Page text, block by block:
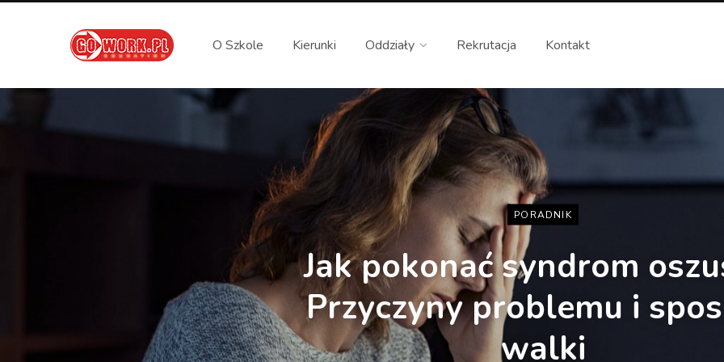
O Szkole Kierunki Oddziały Rekrutacja Kontakt
PORADNIK
Jak pokonać syndrom
Przyczyny problemu i
walki